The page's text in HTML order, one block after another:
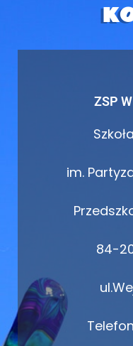
ZSP
im.
84-